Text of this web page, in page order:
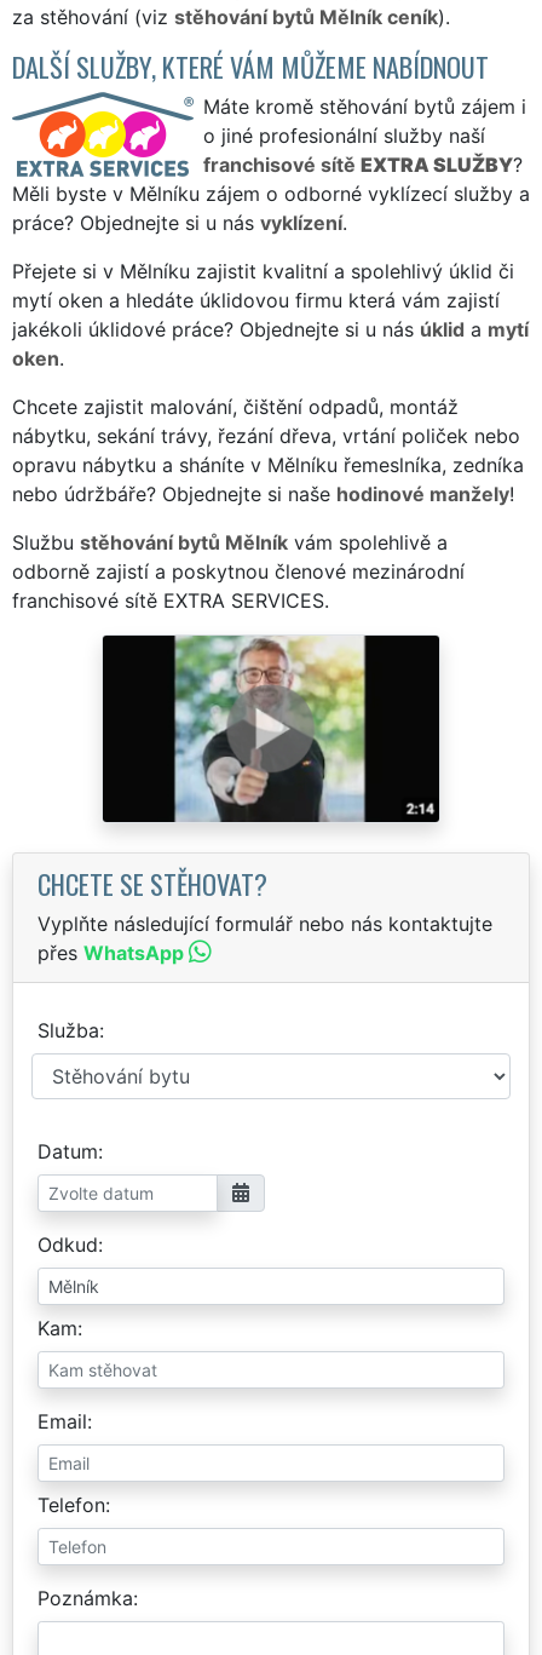
za stěhování (viz stěhování bytů Mělník ceník).
DALŠÍ SLUŽBY, KTERÉ VÁM MŮŽEME NABÍDNOUT
Máte kromě stěhování bytů zájem i
o jiné profesionální služby naší
franchisové sítě EXTRA SLUŽBY?
Měli byste v Mělníku zájem o odborné vyklízecí služby a
práce? Objednejte si u nás vyklízení.
Přejete si v Mělníku zajistit kvalitní a spolehlivý úklid či
mytí oken a hledáte úklidovou firmu která vám zajistí
jakékoli úklidové práce? Objednejte si u nás úklid a mytí
oken.
Chcete zajistit malování, čištění odpadů, montáž
nábytku, sekání trávy, řezání dřeva, vrtání poliček nebo
opravu nábytku a sháníte v Mělníku řemeslníka, zedníka
nebo údržbáře? Objednejte si naše hodinové manžely!
Službu stěhování bytů Mělník vám spolehlivě a
odborně zajistí a poskytnou členové mezinárodní
franchisové sítě EXTRA SERVICES.
CHCETE SE STĚHOVAT?
Vyplňte následující formulář nebo nás kontaktujte
přes WhatsApp
Služba
Datum
Odkud
Kam
Email
Telefon
Poznámka